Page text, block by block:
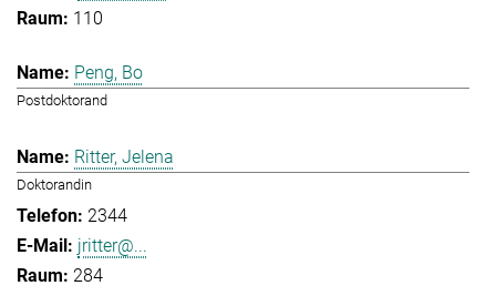
110
Peng, Bo
Postdoktorand
Ritter, Jelena
Doktorandin
2344
jritter@...
284